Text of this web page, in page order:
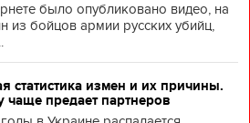
было опубликовано видео, на
из бойцов армии русских убийц,
измен и их причины.
чаще предает партнеров